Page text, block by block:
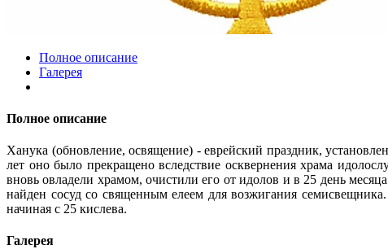
Полное описание
Галерея
Полное описание
Ханука (обновление, освящение) - еврейский праздник,
лет оно было прекращено вследствие осквернения храма
вновь овладели храмом, очистили его от идолов и в 25 день
найден сосуд со священным елеем для возжигания
начиная с 25 кислева.
Галерея